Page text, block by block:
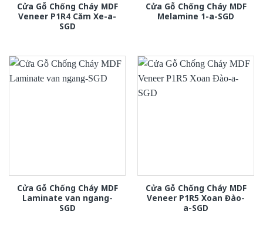
Cửa Gỗ Chống Cháy MDF
Veneer P1R4 Căm Xe-a-
SGD
Cửa Gỗ Chống Cháy MDF
Melamine 1-a-SGD
Cửa Gỗ Chống Cháy MDF
Laminate van ngang-
SGD
Cửa Gỗ Chống Cháy MDF
Veneer P1R5 Xoan Đào-
a-SGD